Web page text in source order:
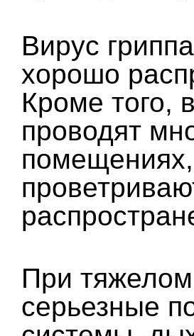
Вирус
хорошо
Кроме того,
проводят
При тяжелом
серьезные